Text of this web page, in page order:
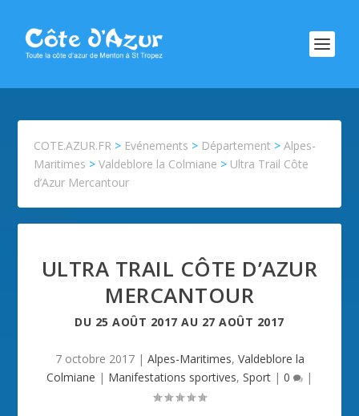
COTE.AZUR.FR > Evénements > Département >Alpes-
Maritimes >Valdeblore la Colmiane > Ultra Trail Côte
d’Azur Mercantour
ULTRA TRAIL CÔTE D’AZUR
MERCANTOUR
DU 25 AOÛT 2017 AU 27 AOÛT 2017
7 octobre 2017| Alpes-Maritimes, Valdeblore la
Colmiane | Manifestations sportives, Sport | 0 |